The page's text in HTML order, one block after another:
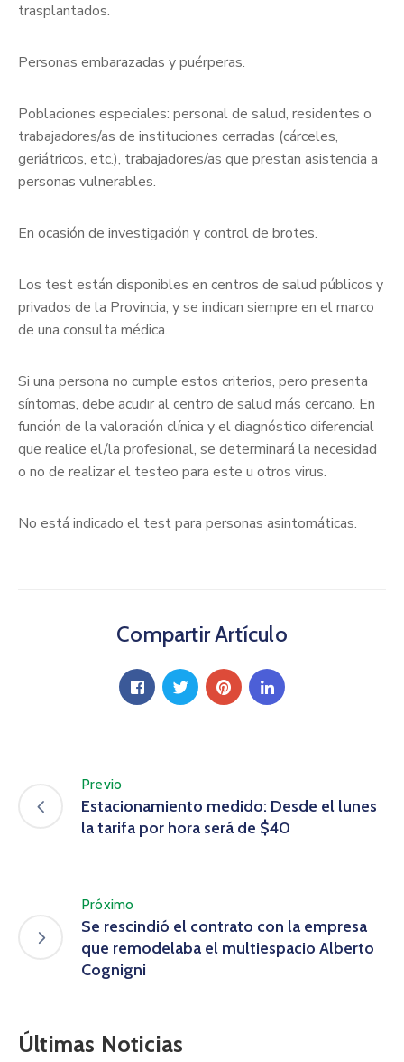
trasplantados.
Personas embarazadas y puérperas.
Poblaciones especiales: personal de salud, residentes o
trabajadores/as de instituciones cerradas (cárceles,
geriátricos, etc.), trabajadores/as que prestan asistencia a
personas vulnerables.
En ocasión de investigación y control de brotes.
Los test están disponibles en centros de salud públicos y
privados de la Provincia, y se indican siempre en el marco
de una consulta médica.
Si una persona no cumple estos criterios, pero presenta
síntomas, debe acudir al centro de salud más cercano. En
función de la valoración clínica y el diagnóstico diferencial
que realice el/la profesional, se determinará la necesidad
o no de realizar el testeo para este u otros virus.
No está indicado el test para personas asintomáticas.
Compartir Artículo
Previo
Estacionamiento medido: Desde el lunes
la tarifa por hora será de $40
Próximo
Se rescindió el contrato con la empresa
que remodelaba el multiespacio Alberto
Cognigni
Últimas Noticias